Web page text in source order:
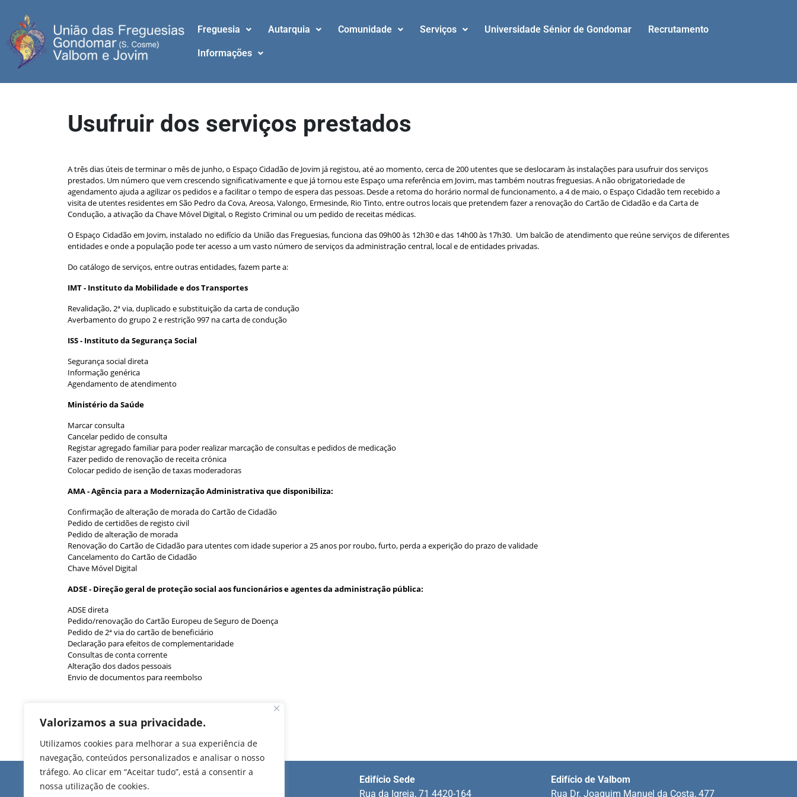
Valorizamos a sua privacidade.
Utilizamos cookies para melhorar a sua experiência de
navegação, conteúdos personalizados e analisar o nosso
tráfego. Ao clicar em “Aceitar tudo”, está a consentir a
nossa utilização de cookies.
Freguesia Autarquia Comunidade Serviços Universidade Sénior de Gondomar Recrutamento
Informações
Usufruir dos serviços prestados
A três dias úteis de terminar o mês de junho, o Espaço Cidadão de Jovim já registou, até ao momento, cerca de 200 utentes que se deslocaram às instalações para usufruir dos serviços
prestados. Um número que vem crescendo significativamente e que já tornou este Espaço uma referência em Jovim, mas também noutras freguesias. A não obrigatoriedade de
agendamento ajuda a agilizar os pedidos e a facilitar o tempo de espera das pessoas. Desde a retoma do horário normal de funcionamento, a 4 de maio, o Espaço Cidadão tem recebido a
visita de utentes residentes em São Pedro da Cova, Areosa, Valongo, Ermesinde, Rio Tinto, entre outros locais que pretendem fazer a renovação do Cartão de Cidadão e da Carta de
Condução, a ativação da Chave Móvel Digital, o Registo Criminal ou um pedido de receitas médicas.
O Espaço Cidadão em Jovim, instalado no edifício da União das Freguesias, funciona das 09h00 às 12h30 e das 14h00 às 17h30. Um balcão de atendimento que reúne serviços de diferentes
entidades e onde a população pode ter acesso a um vasto número de serviços da administração central, local e de entidades privadas.
Do catálogo de serviços, entre outras entidades, fazem parte a:
IMT - Instituto da Mobilidade e dos Transportes
Revalidação, 2ª via, duplicado e substituição da carta de condução
Averbamento do grupo 2 e restrição 997 na carta de condução
ISS - Instituto da Segurança Social
Segurança social direta
Informação genérica
Agendamento de atendimento
Ministério da Saúde
Marcar consulta
Cancelar pedido de consulta
Registar agregado familiar para poder realizar marcação de consultas e pedidos de medicação
Fazer pedido de renovação de receita crónica
Colocar pedido de isenção de taxas moderadoras
AMA - Agência para a Modernização Administrativa que disponibiliza:
Confirmação de alteração de morada do Cartão de Cidadão
Pedido de certidões de registo civil
Pedido de alteração de morada
Renovação do Cartão de Cidadão para utentes com idade superior a 25 anos por roubo, furto, perda a experição do prazo de validade
Cancelamento do Cartão de Cidadão
Chave Móvel Digital
ADSE - Direção geral de proteção social aos funcionários e agentes da administração pública:
ADSE direta
Pedido/renovação do Cartão Europeu de Seguro de Doença
Pedido de 2ª via do cartão de beneficiário
Declaração para efeitos de complementaridade
Consultas de conta corrente
Alteração dos dados pessoais
Envio de documentos para reembolso
Edifício de Jovim
Edifício Sede
Rua da Igreja, 71 4420-164
Edifício de Valbom
Rua Dr. Joaquim Manuel da Costa, 477